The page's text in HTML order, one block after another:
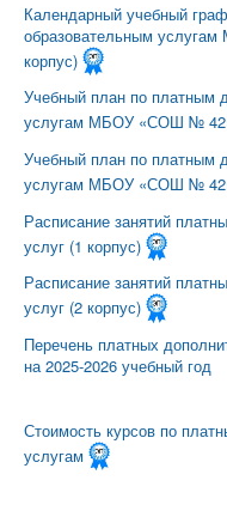
Календарный учебный
образовательным
корпус)
Учебный план по платным
услугам МБОУ «СОШ № 42»
Учебный план по платным
услугам МБОУ «СОШ № 42»
Расписание занятий
услуг (1 корпус)
Расписание занятий
услуг (2 корпус)
Перечень платных
на 2025-2026 учебный год
Стоимость курсов по
услугам